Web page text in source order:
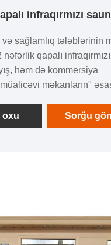
infraqırmızı
və sağlamlıq tələblərinin
qapalı
həm də kommersiya
məkanların"
kimi Zhongye, dəqiq
fərdiləşdirmə
oxu Sorğu